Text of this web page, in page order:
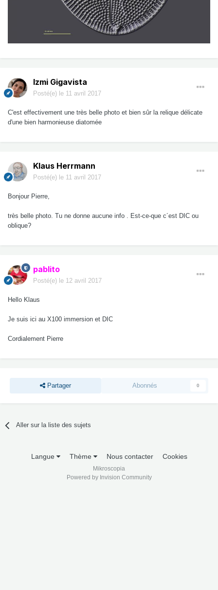
Izmi Gigavista
Posté(e) le 11 avril 2017
C'est effectivement une très belle photo et bien sûr la relique délicate
d'une bien harmonieuse diatomée
Klaus Herrmann
Posté(e) le 11 avril 2017
Bonjour Pierre,
très belle photo. Tu ne donne aucune info . Est-ce-que c´est DIC ou
oblique?
pablito
Posté(e) le 12 avril 2017
Hello Klaus
Je suis ici au X100 immersion et DIC
Cordialement Pierre
Partager Abonnés 0
Aller sur la liste des sujets
Langue Thème Nous contacter Cookies
Mikroscopia
Powered by Invision Community